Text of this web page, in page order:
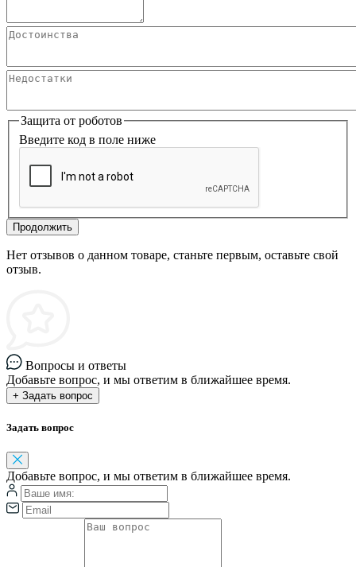
Защита от роботов
Введите код в поле ниже
Продолжить
Нет отзывов о данном товаре, станьте первым, оставьте свой
отзыв.
Вопросы и ответы
Добавьте вопрос, и мы ответим в ближайшее время.
+ Задать вопрос
Задать вопрос
Добавьте вопрос, и мы ответим в ближайшее время.